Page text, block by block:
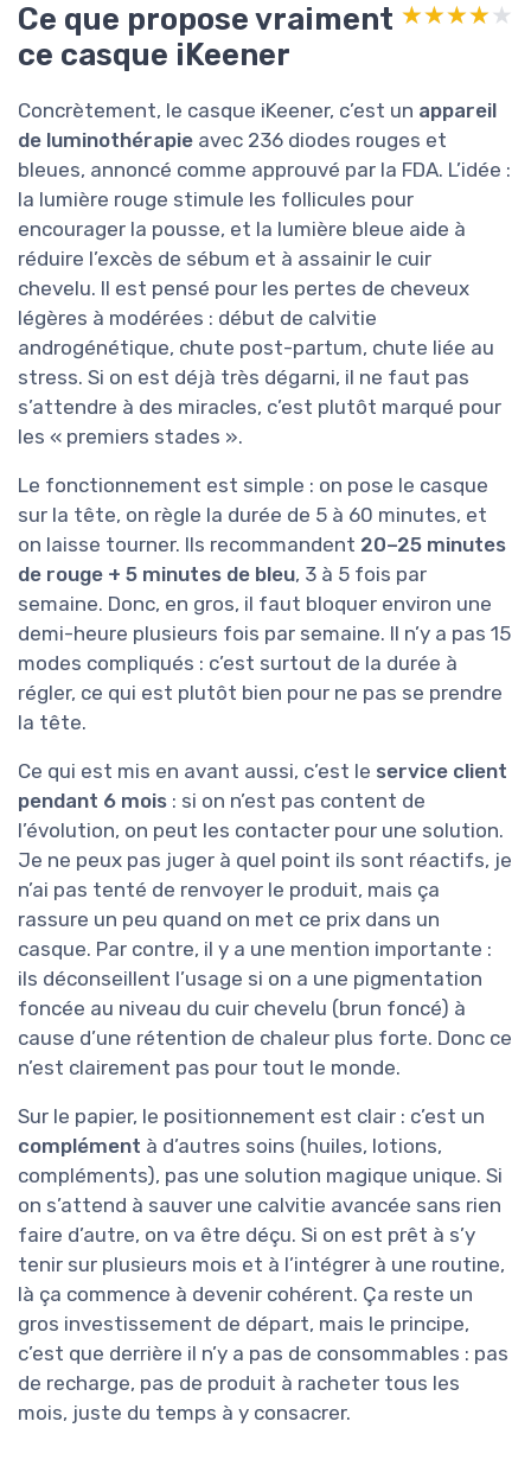
Ce que propose vraiment
ce casque iKeener
★★★★★
★★★★★
Concrètement, le casque iKeener, c’est un appareil
de luminothérapie avec 236 diodes rouges et
bleues, annoncé comme approuvé par la FDA. L’idée :
la lumière rouge stimule les follicules pour
encourager la pousse, et la lumière bleue aide à
réduire l’excès de sébum et à assainir le cuir
chevelu. Il est pensé pour les pertes de cheveux
légères à modérées : début de calvitie
androgénétique, chute post-partum, chute liée au
stress. Si on est déjà très dégarni, il ne faut pas
s’attendre à des miracles, c’est plutôt marqué pour
les « premiers stades ».
Le fonctionnement est simple : on pose le casque
sur la tête, on règle la durée de 5 à 60 minutes, et
on laisse tourner. Ils recommandent 20–25 minutes
de rouge + 5 minutes de bleu, 3 à 5 fois par
semaine. Donc, en gros, il faut bloquer environ une
demi-heure plusieurs fois par semaine. Il n’y a pas 15
modes compliqués : c’est surtout de la durée à
régler, ce qui est plutôt bien pour ne pas se prendre
la tête.
Ce qui est mis en avant aussi, c’est le service client
pendant 6 mois : si on n’est pas content de
l’évolution, on peut les contacter pour une solution.
Je ne peux pas juger à quel point ils sont réactifs, je
n’ai pas tenté de renvoyer le produit, mais ça
rassure un peu quand on met ce prix dans un
casque. Par contre, il y a une mention importante :
ils déconseillent l’usage si on a une pigmentation
foncée au niveau du cuir chevelu (brun foncé) à
cause d’une rétention de chaleur plus forte. Donc ce
n’est clairement pas pour tout le monde.
Sur le papier, le positionnement est clair : c’est un
complément à d’autres soins (huiles, lotions,
compléments), pas une solution magique unique. Si
on s’attend à sauver une calvitie avancée sans rien
faire d’autre, on va être déçu. Si on est prêt à s’y
tenir sur plusieurs mois et à l’intégrer à une routine,
là ça commence à devenir cohérent. Ça reste un
gros investissement de départ, mais le principe,
c’est que derrière il n’y a pas de consommables : pas
de recharge, pas de produit à racheter tous les
mois, juste du temps à y consacrer.